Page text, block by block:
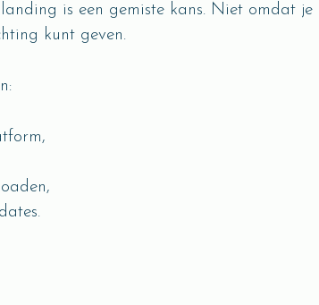
is een gemiste kans. Niet omdat je
kunt geven.